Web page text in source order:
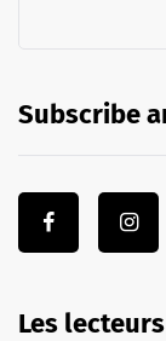
Subscribe
Les